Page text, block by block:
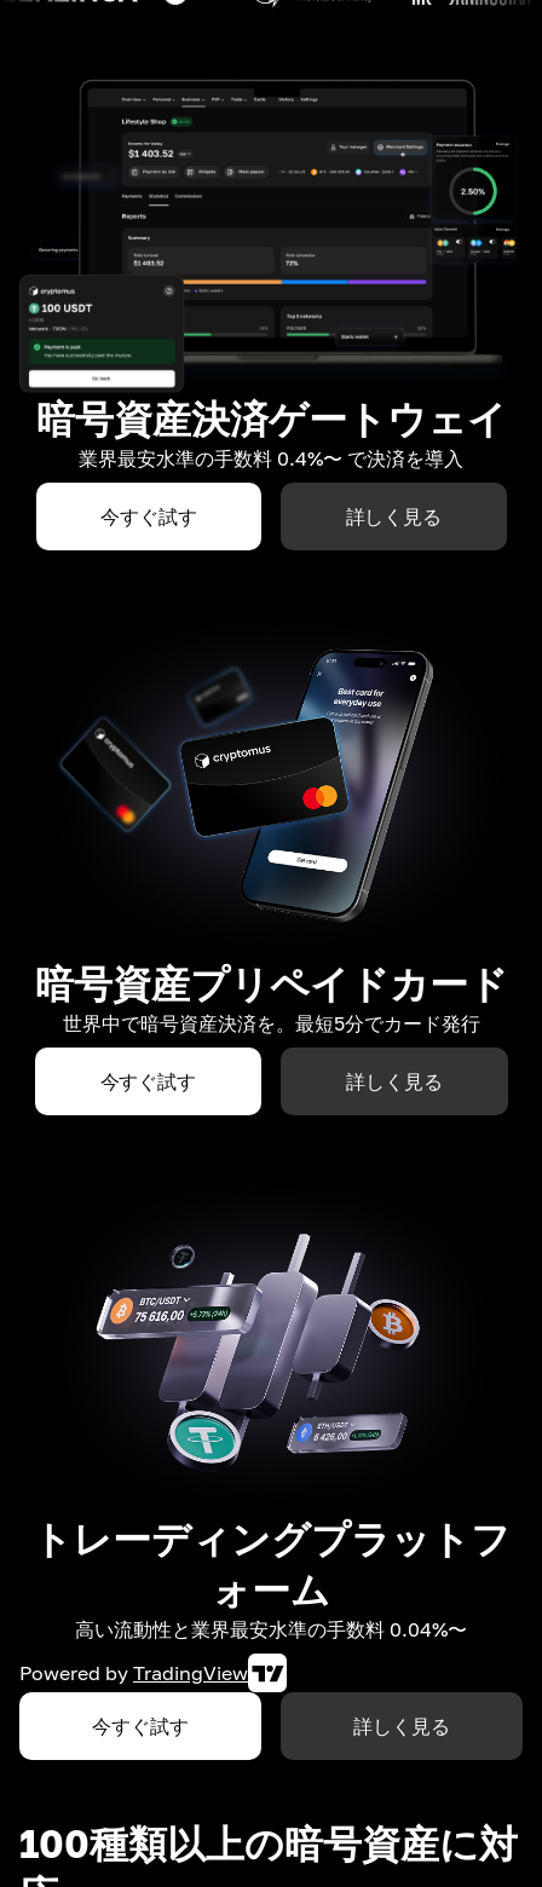
暗号資産決済ゲートウェイ
業界最安水準の手数料 0.4%〜 で決済を導入
今すぐ試す 詳しく見る
暗号資産プリペイドカード
世界中で暗号資産決済を。最短5分でカード発行
今すぐ試す 詳しく見る
トレーディングプラットフ
ォーム
高い流動性と業界最安水準の手数料 0.04%〜
Powered by TradingView
今すぐ試す 詳しく見る
100種類以上の暗号資産に対